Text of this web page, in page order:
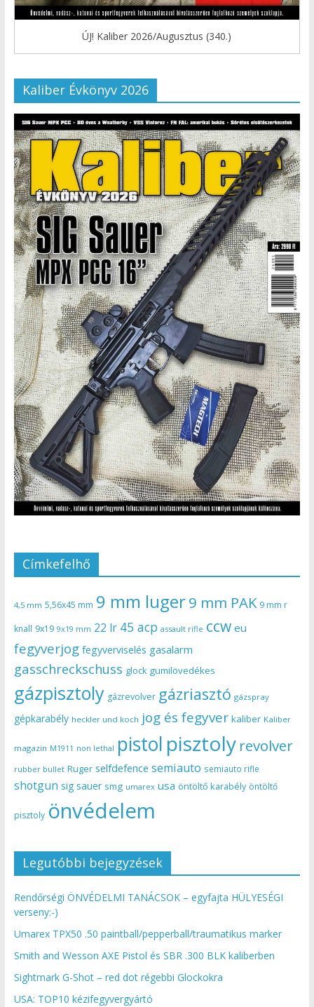
ÚJ! Kaliber 2026/Augusztus (340.)
Kaliber Évkönyv 2026
Címkefelhő
4,5 mm 5,56x45 mm 9 mm luger9 mm PAK 9 mm r
knall 9x19 9x19 mm 22 lr 45 acp assault rifle ccw eu
fegyverjog fegyverviselés gasalarm
gasschreckschuss glock gumilövedékes
gázpisztoly gázrevolver gázriasztó gázspray
gépkarabély heckler und koch jog és fegyver kaliber Kaliber
magazin M1911 non lethal pistol pisztoly revolver
rubber bullet Ruger selfdefence semiauto semiauto rifle
shotgun sig sauer smg umarex usa öntöltő karabély öntöltő
pisztoly önvédelem
Legutóbbi bejegyzések
Rendőrségi ÖNVÉDELMI TANÁCSOK – egyfajta HÜLYESÉGI
verseny:-)
Umarex TPX50 .50 paintball/pepperball/traumatikus marker
Smith and Wesson AXE Pistol és SBR .300 BLK kaliberben
Sightmark G-Shot – red dot régebbi Glockokra
USA: TOP10 kézifegyvergyártó